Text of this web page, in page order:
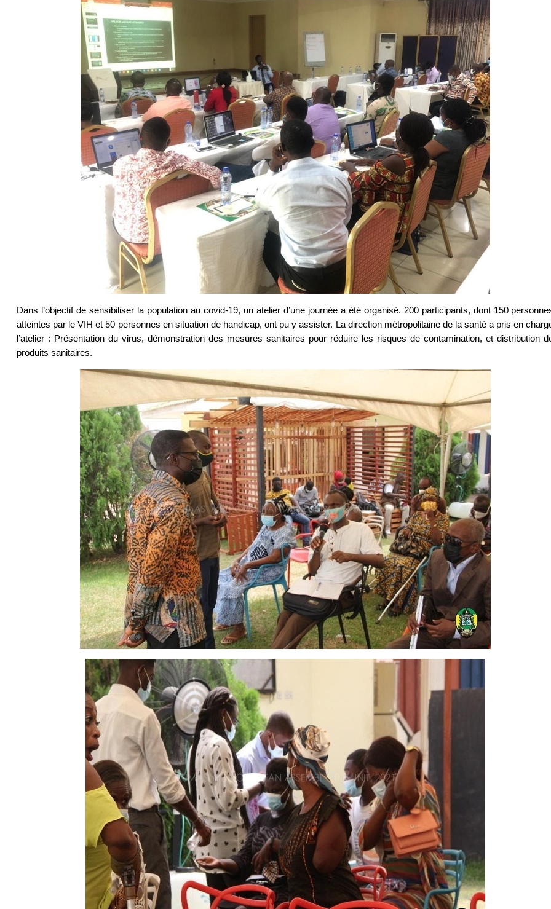
Dans l’objectif de sensibiliser la population au covid-19, un atelier d’une journée a été organisé. 200 participants, dont 150
atteintes par le VIH et 50 personnes en situation de handicap, ont pu y assister. La direction métropolitaine de la santé a pris en
l’atelier : Présentation du virus, démonstration des mesures sanitaires pour réduire les risques de contamination, et distribution
produits sanitaires.